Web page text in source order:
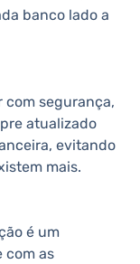
banco lado a
com segurança,
atualizado
evitando
mais.
é um
com as